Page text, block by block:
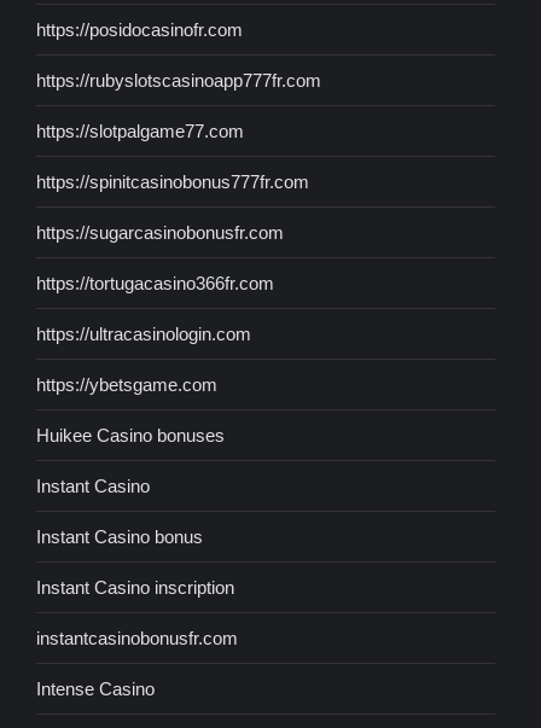
https://posidocasinofr.com
https://rubyslotscasinoapp777fr.com
https://slotpalgame77.com
https://spinitcasinobonus777fr.com
https://sugarcasinobonusfr.com
https://tortugacasino366fr.com
https://ultracasinologin.com
https://ybetsgame.com
Huikee Casino bonuses
Instant Casino
Instant Casino bonus
Instant Casino inscription
instantcasinobonusfr.com
Intense Casino